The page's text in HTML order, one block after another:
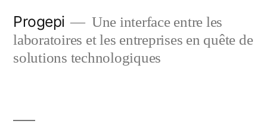
content
Progepi
Une interface entre les
laboratoires et les entreprises en quête de
solutions technologiques